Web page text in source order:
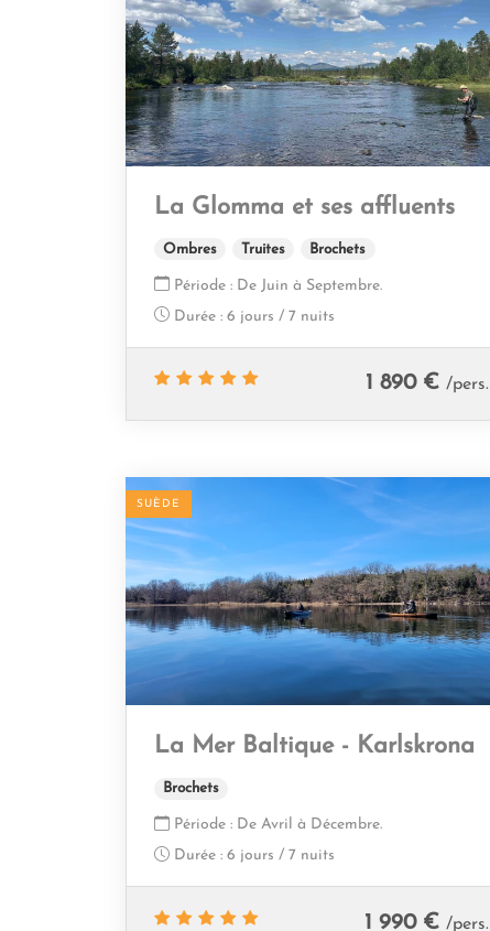
La Glomma et ses affluents
Ombres Truites Brochets
Période : De Juin à Septembre.
Durée : 6 jours / 7 nuits
1 890 € /pers.
SUÈDE
La Mer Baltique - Karlskrona
Brochets
Période : De Avril à Décembre.
Durée : 6 jours / 7 nuits
1 990 € /pers.